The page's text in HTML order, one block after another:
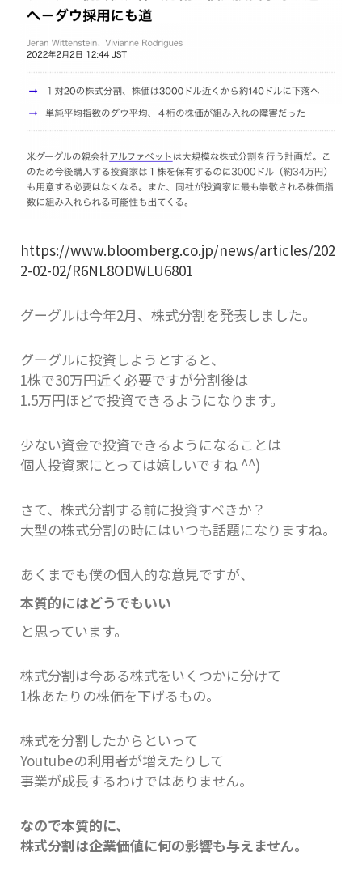
https://www.bloomberg.co.jp/news/articles/202
2-02-02/R6NL8ODWLU6801
グーグルは今年2月、株式分割を発表しました。
グーグルに投資しようとすると、
1株で30万円近く必要ですが分割後は
1.5万円ほどで投資できるようになります。
少ない資金で投資できるようになることは
個人投資家にとっては嬉しいですね ^^)
さて、株式分割する前に投資すべきか？
大型の株式分割の時にはいつも話題になりますね。
あくまでも僕の個人的な意見ですが、
本質的にはどうでもいい
と思っています。
株式分割は今ある株式をいくつかに分けて
1株あたりの株価を下げるもの。
株式を分割したからといって
Youtubeの利用者が増えたりして
事業が成長するわけではありません。
なので本質的に、
株式分割は企業価値に何の影響も与えません。